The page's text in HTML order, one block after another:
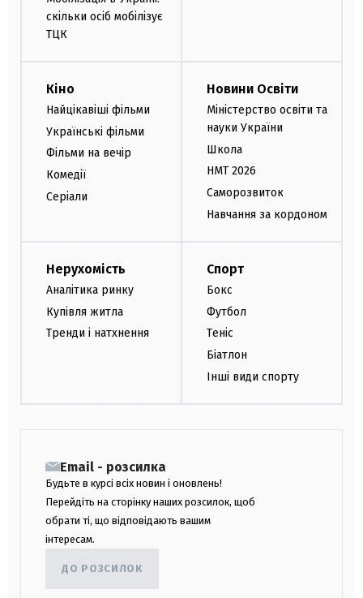
скільки осіб мобілізує
ТЦК
Кіно
Найцікавіші фільми
Українські фільми
Фільми на вечір
Комедії
Серіали
Новини Освіти
Міністерство освіти та
науки України
Школа
НМТ 2026
Саморозвиток
Навчання за кордоном
Нерухомість
Аналітика ринку
Купівля житла
Тренди і натхнення
Спорт
Бокс
Футбол
Теніс
Біатлон
Інші види спорту
Email - розсилка
Будьте в курсі всіх новин і оновлень!
Перейдіть на сторінку наших розсилок, щоб
обрати ті, що відповідають вашим
інтересам.
ДО РОЗСИЛОК